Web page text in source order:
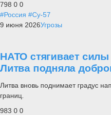
798 0 0
#Россия #Су-57
9 июня 2026Угрозы
НАТО стягивает
Литва подняла
Литва вновь поднимает градус
границ.
983 0 0